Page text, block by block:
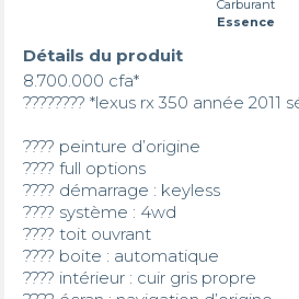
Carburant
Essence
Détails du produit
8.700.000 cfa*
???????? *lexus rx 350 année 2011
???? peinture d’origine
???? full options
???? démarrage : keyless
???? système : 4wd
???? toit ouvrant
???? boite : automatique
???? intérieur : cuir gris propre